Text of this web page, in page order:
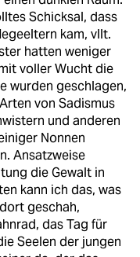
Schicksal, dass
kam, vllt.
hatten weniger
voller Wucht die
wurden geschlagen,
von Sadismus
und anderen
Nonnen
Ansatzweise
die Gewalt in
kann ich das, was
geschah,
das Tag für
Seelen der jungen